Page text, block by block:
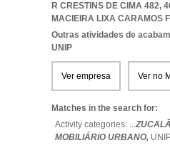
R CRESTINS DE CIMA 482,
MACIEIRA LIXA CARAMOS
Outras atividades de
UNIP
Ver empresa Ver no
Matches in the search for:
Activity categories: ...
MOBILIÁRIO URBANO,